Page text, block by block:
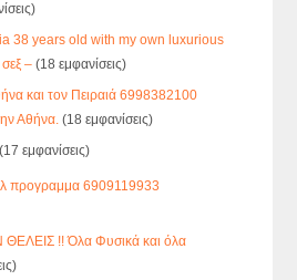
38 years old with my own luxurious
– (18 εμφανίσεις)
και τον Πειραιά 6998382100
Αθήνα. (18 εμφανίσεις)
(17 εμφανίσεις)
προγραμμα 6909119933
!! Όλα Φυσικά και όλα